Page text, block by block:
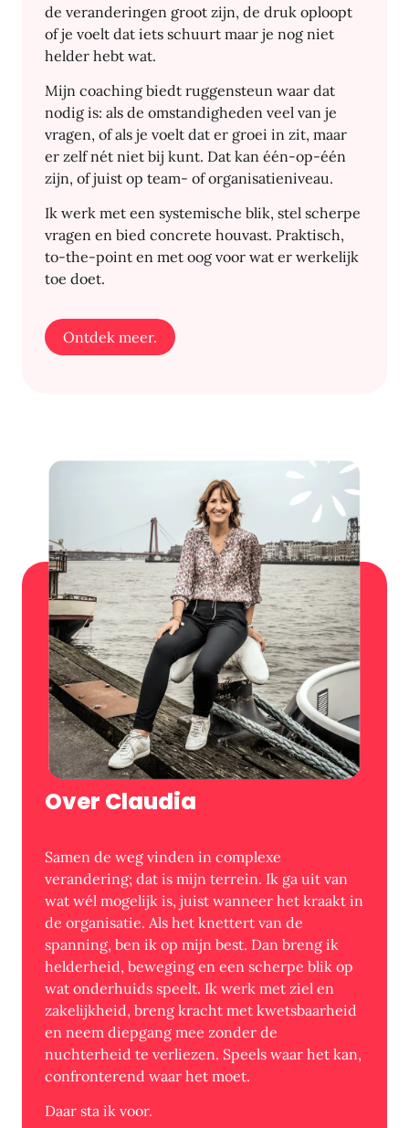
de veranderingen groot zijn, de druk oploopt
of je voelt dat iets schuurt maar je nog niet
helder hebt wat.
Mijn coaching biedt ruggensteun waar dat
nodig is: als de omstandigheden veel van je
vragen, of als je voelt dat er groei in zit, maar
er zelf nét niet bij kunt. Dat kan één-op-één
zijn, of juist op team- of organisatieniveau.
Ik werk met een systemische blik, stel scherpe
vragen en bied concrete houvast. Praktisch,
to-the-point en met oog voor wat er werkelijk
toe doet.
Ontdek meer.
Over Claudia
Samen de weg vinden in complexe
verandering; dat is mijn terrein. Ik ga uit van
wat wél mogelijk is, juist wanneer het kraakt in
de organisatie. Als het knettert van de
spanning, ben ik op mijn best. Dan breng ik
helderheid, beweging en een scherpe blik op
wat onderhuids speelt. Ik werk met ziel en
zakelijkheid, breng kracht met kwetsbaarheid
en neem diepgang mee zonder de
nuchterheid te verliezen. Speels waar het kan,
confronterend waar het moet.
Daar sta ik voor.